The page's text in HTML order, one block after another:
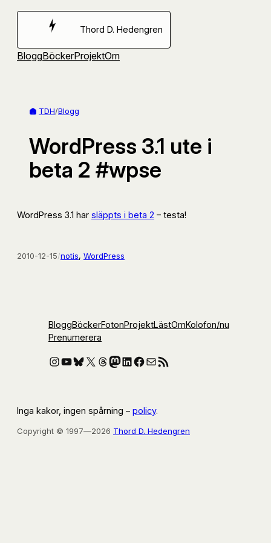
Hoppa
Thord D. Hedengren
BloggBöckerProjektOm
TDH/Blogg
WordPress 3.1 ute i
beta 2 #wpse
WordPress 3.1 har släppts i beta 2 – testa!
2010-12-15/notis, WordPress
BloggBöckerFotonProjektLästOmKolofon/nu
Prenumerera
Instagram
YouTube
Bluesky
X Threads
Mastodon
LinkedIn
Facebook
E-postRSS-flöde
Inga kakor, ingen spårning – policy.
Copyright © 1997—2026 Thord D. Hedengren